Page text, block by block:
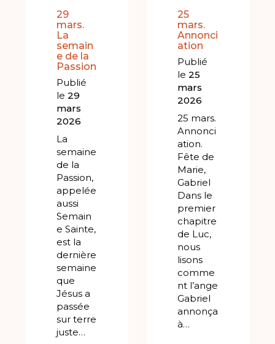
29
mars.
La
semain
e de la
Passion
Publié
le29
mars
2026
La
semaine
de la
Passion,
appelée
aussi
Semain
e Sainte,
est la
dernière
semaine
que
Jésus a
passée
sur terre
juste…
25
mars.
Annonci
ation
Publié
le 25
mars
2026
25 mars.
Annonci
ation.
Fête de
Marie,
Gabriel
Dans le
premier
chapitre
de Luc,
nous
lisons
comme
nt l’ange
Gabriel
annonça
à…